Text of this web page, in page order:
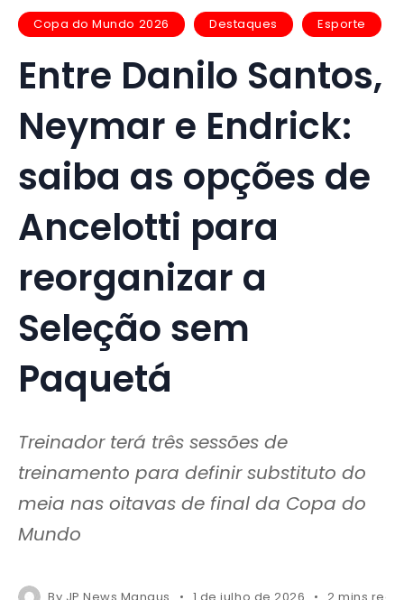
Copa do Mundo 2026 Destaques Esporte
Entre Danilo Santos,
Neymar e Endrick:
saiba as opções de
Ancelotti para
reorganizar a
Seleção sem
Paquetá
Treinador terá três sessões de
treinamento para definir substituto do
meia nas oitavas de final da Copa do
Mundo
By JP News Manaus 1 de julho de 2026 2 mins read